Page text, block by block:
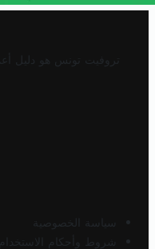
تروفيت تونس هو دليل
سياسة الخصوصية
شروط وأحكام الاستخدام